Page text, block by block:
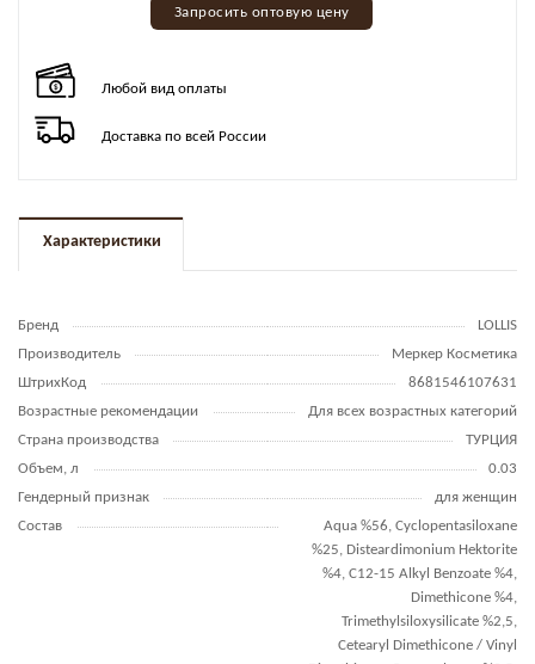
Запросить оптовую цену
Любой вид оплаты
Доставка по всей России
Характеристики
Бренд
LOLLIS
Производитель
Меркер Косметика
ШтрихКод
8681546107631
Возрастные рекомендации
Для всех возрастных категорий
Страна производства
ТУРЦИЯ
Объем, л
0.03
Гендерный признак
для женщин
Состав
Aqua %56, Cyclopentasiloxane
%25, Disteardimonium Hektorite
%4, C12-15 Alkyl Benzoate %4,
Dimethicone %4,
Trimethylsiloxysilicate %2,5,
Cetearyl Dimethicone / Vinyl